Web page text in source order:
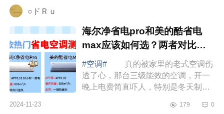
○ドＲｕ
海尔净省电pro和美的酷省电
max应该如何选？两者对比哪
款好
#空调#
真的被家里的老式空调伤
透了心，那台三级能效的空调，开一
晚上电费简直吓人，特别是冬天制热
有了被这老式空调“背刺”的经历，我...
2024-11-23 179 0